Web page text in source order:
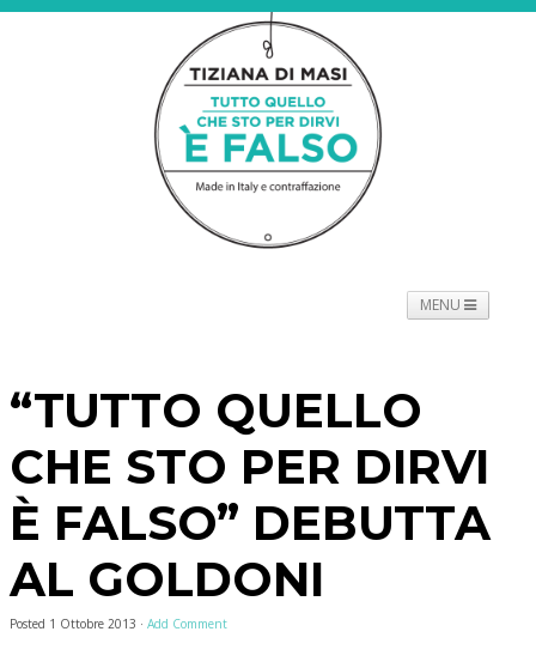
MENU
PROMOTORI BIOGRAFIE PRESS CONTATTI
“TUTTO QUELLO
CHE STO PER DIRVI
È FALSO” DEBUTTA
AL GOLDONI
Posted 1 Ottobre 2013 · Add Comment